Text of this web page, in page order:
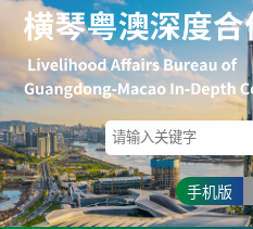
手机版